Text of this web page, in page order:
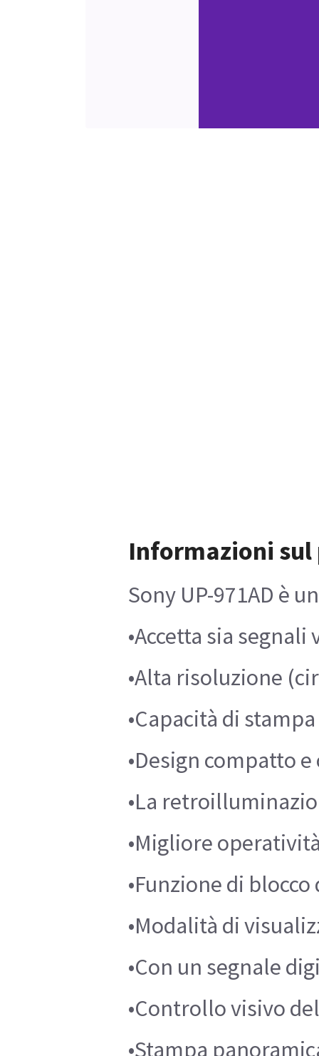
Informazioni
Sony UP-971AD è
•Accetta sia
•Alta risoluzione
•Capacità di
•Design compatto
•La
•Migliore
•Funzione di
•Modalità di
•Con un segnale
•Controllo visivo
•Stampa